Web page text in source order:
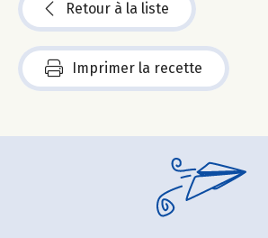
Retour à la liste
Imprimer la recette